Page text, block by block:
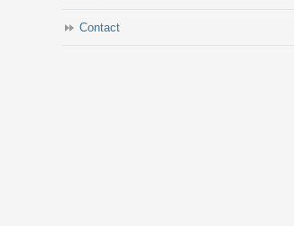
Contact